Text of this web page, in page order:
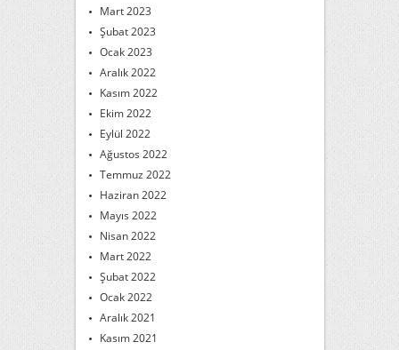
Mart 2023
Şubat 2023
Ocak 2023
Aralık 2022
Kasım 2022
Ekim 2022
Eylül 2022
Ağustos 2022
Temmuz 2022
Haziran 2022
Mayıs 2022
Nisan 2022
Mart 2022
Şubat 2022
Ocak 2022
Aralık 2021
Kasım 2021